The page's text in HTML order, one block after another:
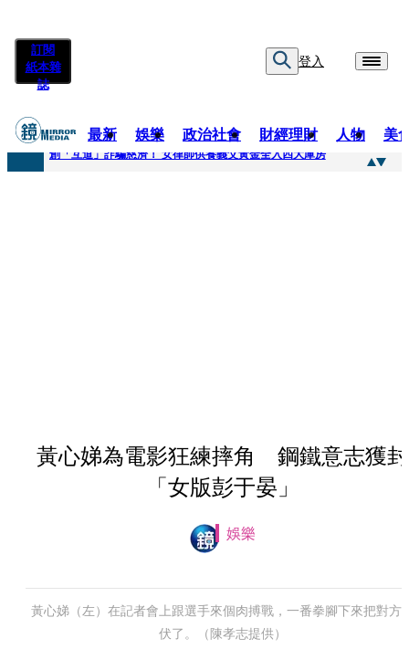
訂閱
紙本雜
誌
登入
最新 娛樂 政治社會 財經理財 人物 美
快訊
創「互道」詐騙慈濟！ 女律師供養義父黃金全入四大庫房
黃心娣為電影狂練摔角 鋼鐵意志獲封
「女版彭于晏」
娛樂
黃心娣（左）在記者會上跟選手來個肉搏戰，一番拳腳下來把對方
伏了。（陳孝志提供）